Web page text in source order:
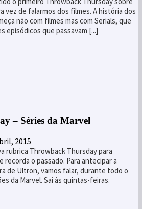
vez de falarmos dos filmes. A história dos
não com filmes mas com Serials, que
episódicos que passavam [...]
– Séries da Marvel
2015
rubrica Throwback Thursday para
recorda o passado. Para antecipar a
de Ultron, vamos falar, durante todo o
da Marvel. Sai às quintas-feiras.